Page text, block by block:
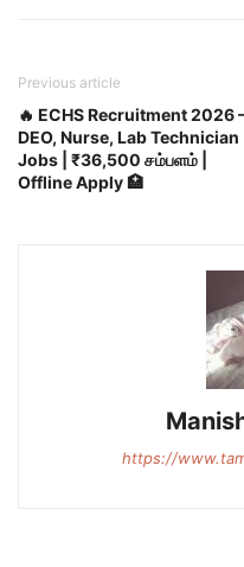
Previous article
🔥 ECHS Recruitment 2026
DEO, Nurse, Lab Technician
Jobs | ₹36,500 சம்பளம் |
Offline Apply 🏥
https://